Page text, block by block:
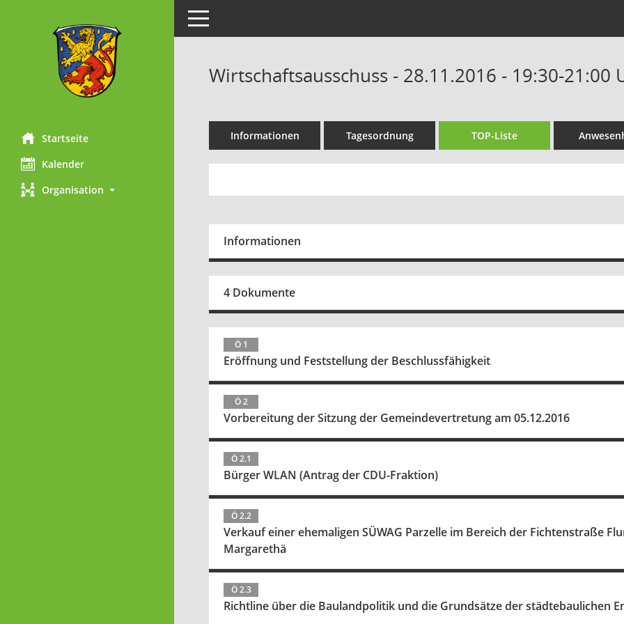
Startseite
Kalender
Organisation
Toggle navigation
Wirtschaftsausschuss - 28.11.2016 - 19:30-21:00
Informationen Tagesordnung TOP-Liste
Informationen
4 Dokumente
Ö 1
Eröffnung und Feststellung der Beschlussfähigkeit
Ö 2
Vorbereitung der Sitzung der Gemeindevertretung am 05.12.2016
Ö 2.1
Bürger WLAN (Antrag der CDU-Fraktion)
Ö 2.2
Verkauf einer ehemaligen SÜWAG Parzelle im Bereich der Fichtenstraße
Margarethä
Ö 2.3
Richtline über die Baulandpolitik und die Grundsätze der städtebaulichen